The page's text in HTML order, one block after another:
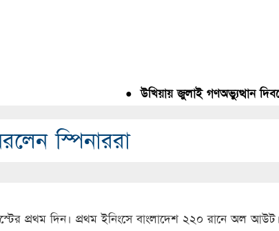
উখিয়ায় জুলাই গণঅভ্যুত্থান দিবসে
স্পিনাররা
প্রথম দিন। প্রথম ইনিংসে বাংলাদেশ ২২০ রানে অল আউট।